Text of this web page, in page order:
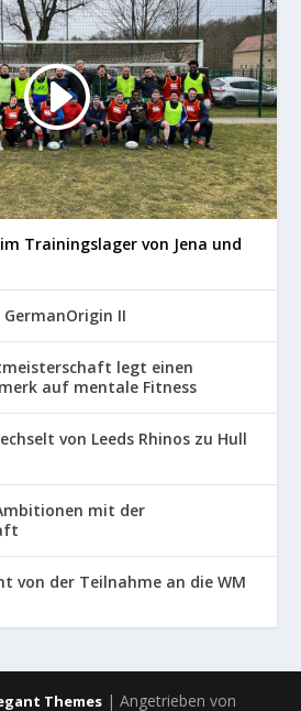
Trainingslager von Jena und
II
legt einen
auf mentale Fitness
von Leeds Rhinos zu Hull
mit der
von der Teilnahme an die WM
Themes| Angetrieben von